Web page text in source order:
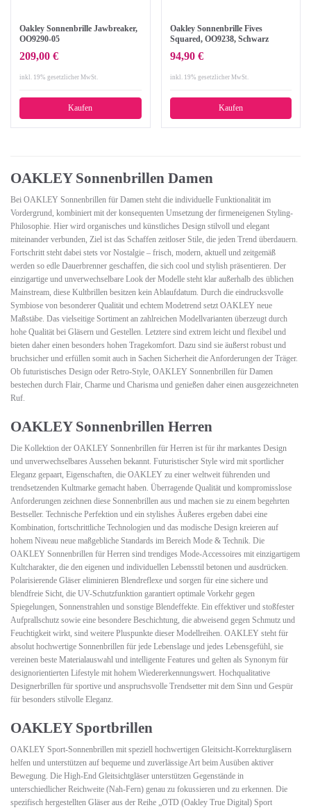
Oakley Sonnenbrille Jawbreaker,
OO9290-05
209,00 €
inkl. 19% gesetzlicher MwSt.
Kaufen
Oakley Sonnenbrille Fives
Squared, OO9238, Schwarz
94,90 €
inkl. 19% gesetzlicher MwSt.
Kaufen
OAKLEY Sonnenbrillen Damen
Bei OAKLEY Sonnenbrillen für Damen steht die individuelle Funktionalität im
Vordergrund, kombiniert mit der konsequenten Umsetzung der firmeneigenen Styling-
Philosophie. Hier wird organisches und künstliches Design stilvoll und elegant
miteinander verbunden, Ziel ist das Schaffen zeitloser Stile, die jeden Trend überdauern.
Fortschritt steht dabei stets vor Nostalgie – frisch, modern, aktuell und zeitgemäß
werden so edle Dauerbrenner geschaffen, die sich cool und stylish präsentieren. Der
einzigartige und unverwechselbare Look der Modelle steht klar außerhalb des üblichen
Mainstream, diese Kultbrillen besitzen kein Ablaufdatum. Durch die eindrucksvolle
Symbiose von besonderer Qualität und echtem Modetrend setzt OAKLEY neue
Maßstäbe. Das vielseitige Sortiment an zahlreichen Modellvarianten überzeugt durch
hohe Qualität bei Gläsern und Gestellen. Letztere sind extrem leicht und flexibel und
bieten daher einen besonders hohen Tragekomfort. Dazu sind sie äußerst robust und
bruchsicher und erfüllen somit auch in Sachen Sicherheit die Anforderungen der Träger.
Ob futuristisches Design oder Retro-Style, OAKLEY Sonnenbrillen für Damen
bestechen durch Flair, Charme und Charisma und genießen daher einen ausgezeichneten
Ruf.
OAKLEY Sonnenbrillen Herren
Die Kollektion der OAKLEY Sonnenbrillen für Herren ist für ihr markantes Design
und unverwechselbares Aussehen bekannt. Futuristischer Style wird mit sportlicher
Eleganz gepaart, Eigenschaften, die OAKLEY zu einer weltweit führenden und
trendsetzenden Kultmarke gemacht haben. Überragende Qualität und kompromisslose
Anforderungen zeichnen diese Sonnenbrillen aus und machen sie zu einem begehrten
Bestseller. Technische Perfektion und ein stylishes Äußeres ergeben dabei eine
Kombination, fortschrittliche Technologien und das modische Design kreieren auf
hohem Niveau neue maßgebliche Standards im Bereich Mode & Technik. Die
OAKLEY Sonnenbrillen für Herren sind trendiges Mode-Accessoires mit einzigartigem
Kultcharakter, die den eigenen und individuellen Lebensstil betonen und ausdrücken.
Polarisierende Gläser eliminieren Blendreflexe und sorgen für eine sichere und
blendfreie Sicht, die UV-Schutzfunktion garantiert optimale Vorkehr gegen
Spiegelungen, Sonnenstrahlen und sonstige Blendeffekte. Ein effektiver und stoßfester
Aufprallschutz sowie eine besondere Beschichtung, die abweisend gegen Schmutz und
Feuchtigkeit wirkt, sind weitere Pluspunkte dieser Modellreihen. OAKLEY steht für
absolut hochwertige Sonnenbrillen für jede Lebenslage und jedes Lebensgefühl, sie
vereinen beste Materialauswahl und intelligente Features und gelten als Synonym für
designorientierten Lifestyle mit hohem Wiedererkennungswert. Hochqualitative
Designerbrillen für sportive und anspruchsvolle Trendsetter mit dem Sinn und Gespür
für besonders stilvolle Eleganz.
OAKLEY Sportbrillen
OAKLEY Sport-Sonnenbrillen mit speziell hochwertigen Gleitsicht-Korrekturgläsern
helfen und unterstützen auf bequeme und zuverlässige Art beim Ausüben aktiver
Bewegung. Die High-End Gleitsichtgläser unterstützen Gegenstände in
unterschiedlicher Reichweite (Nah-Fern) genau zu fokussieren und zu erkennen. Die
spezifisch hergestellten Gläser aus der Reihe „OTD (Oakley True Digital) Sport